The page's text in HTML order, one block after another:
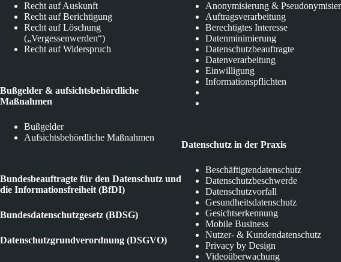
Recht auf Auskunft
Recht auf Berichtigung
Recht auf Löschung
(„Vergessenwerden“)
Recht auf Widerspruch
Bußgelder & aufsichtsbehördliche
Maßnahmen
Bußgelder
Aufsichtsbehördliche Maßnahmen
Bundesbeauftragte für den Datenschutz und
die Informationsfreiheit (BfDI)
Bundesdatenschutzgesetz (BDSG)
Datenschutzgrundverordnung (DSGVO)
Anonymisierung &
Auftragsverarbeitung
Berechtigtes Interesse
Datenminimierung
Datenschutzbeauftragte
Datenverarbeitung
Einwilligung
Informationspflichten
Datenschutz in der Praxis
Beschäftigtendatenschutz
Datenschutzbeschwerde
Datenschutzvorfall
Gesundheitsdatenschutz
Gesichtserkennung
Mobile Business
Nutzer- & Kundendatenschutz
Privacy by Design
Videoüberwachung